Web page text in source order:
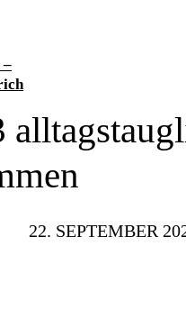
–
22. SEPTEMBER